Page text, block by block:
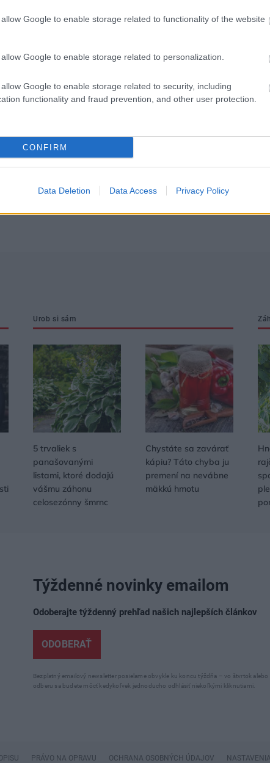
Google to enable storage related to functionality of the website
Google to enable storage related to personalization.
Google to enable storage related to security, including
functionality and fraud prevention, and other user protection.
CONFIRM
Data Deletion Data Access Privacy Policy
Urob si sám
5 trvaliek s
panašovanými
listami, ktoré dodajú
vášmu záhonu
celosezónny šmrnc
Chystáte sa zavárať
kápiu? Táto chyba ju
premení na nevábne
mäkkú hmotu
Týždenné novinky emailom
Odoberajte týždenný prehľad našich najlepších článkov
ODOBERAŤ
Bezplatný emailový newsletter posielame obvykle ku koncu týždňa – vo štvrtok
odberu sa budete môcť kedykoľvek jednoducho odhlásiť niekoľkými kliknutiami.
PRÁVO NA OPRAVU OCHRANA OSOBNÝCH ÚDAJOV